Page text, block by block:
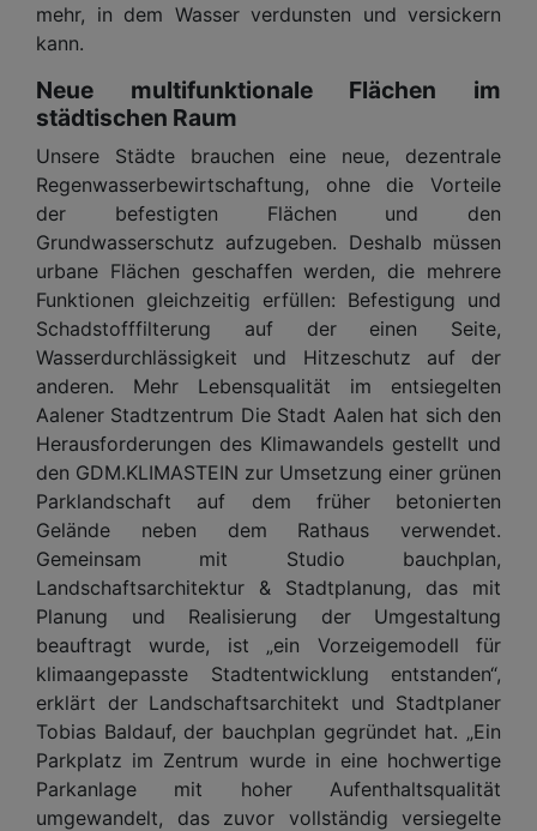
mehr, in dem Wasser verdunsten und versickern
kann.
Neue multifunktionale Flächen im
städtischen Raum
Unsere Städte brauchen eine neue, dezentrale
Regenwasserbewirtschaftung, ohne die Vorteile
der befestigten Flächen und den
Grundwasserschutz aufzugeben. Deshalb müssen
urbane Flächen geschaffen werden, die mehrere
Funktionen gleichzeitig erfüllen: Befestigung und
Schadstofffilterung auf der einen Seite,
Wasserdurchlässigkeit und Hitzeschutz auf der
anderen. Mehr Lebensqualität im entsiegelten
Aalener Stadtzentrum Die Stadt Aalen hat sich den
Herausforderungen des Klimawandels gestellt und
den GDM.KLIMASTEIN zur Umsetzung einer grünen
Parklandschaft auf dem früher betonierten
Gelände neben dem Rathaus verwendet.
Gemeinsam mit Studio bauchplan,
Landschaftsarchitektur & Stadtplanung, das mit
Planung und Realisierung der Umgestaltung
beauftragt wurde, ist „ein Vorzeigemodell für
klimaangepasste Stadtentwicklung entstanden“,
erklärt der Landschaftsarchitekt und Stadtplaner
Tobias Baldauf, der bauchplan gegründet hat. „Ein
Parkplatz im Zentrum wurde in eine hochwertige
Parkanlage mit hoher Aufenthaltsqualität
umgewandelt, das zuvor vollständig versiegelte